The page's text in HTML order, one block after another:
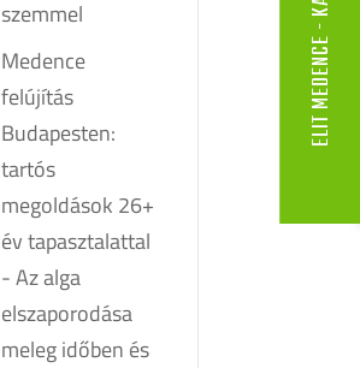
szemmel
Medence
felújítás
Budapesten:
tartós
megoldások 26+
év tapasztalattal
-Az alga
elszaporodása
meleg időben és